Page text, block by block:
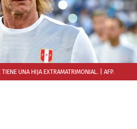
UNA HIJA EXTRAMATRIMONIAL. | AFP.